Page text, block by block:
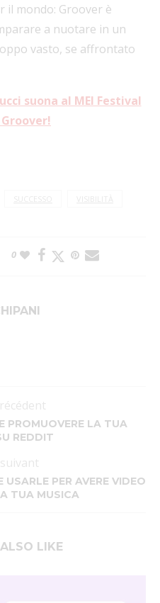
il mondo: Groover è
a nuotare in un
vasto, se affrontato
suona al MEI Festival
VISIBILITÀ
0
PROMUOVERE LA TUA
REDDIT
PER AVERE VIDEO
TUA MUSICA
LIKE